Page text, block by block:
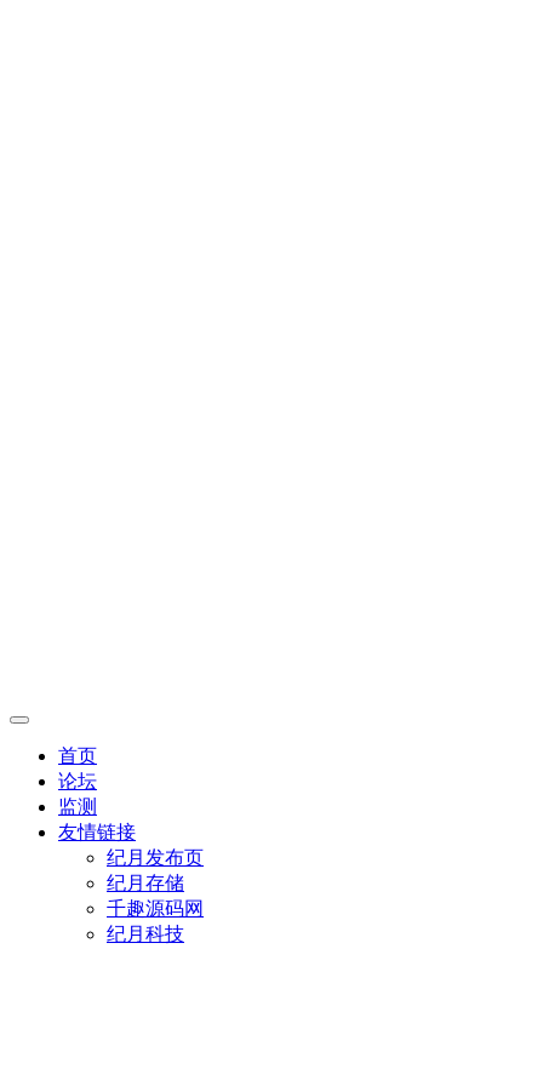
首页
论坛
监测
友情链接
纪月发布页
纪月存储
千趣源码网
纪月科技